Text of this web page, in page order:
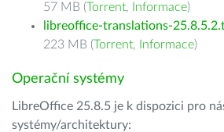
57 MB (Torrent, Informace)
libreoffice-translations-
223 MB (Torrent, Informace)
Operační systémy
LibreOffice 25.8.5 je k dispozici pro
systémy/architektury: